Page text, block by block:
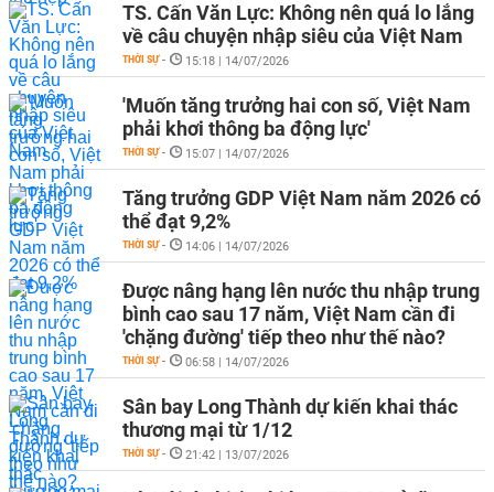
TS. Cấn Văn Lực: Không nên quá lo lắng
về câu chuyện nhập siêu của Việt Nam
THỜI SỰ - 15:18 | 14/07/2026
'Muốn tăng trưởng hai con số, Việt Nam
phải khơi thông ba động lực'
THỜI SỰ - 15:07 | 14/07/2026
Tăng trưởng GDP Việt Nam năm 2026 có
thể đạt 9,2%
THỜI SỰ - 14:06 | 14/07/2026
Được nâng hạng lên nước thu nhập trung
bình cao sau 17 năm, Việt Nam cần đi
'chặng đường' tiếp theo như thế nào?
THỜI SỰ - 06:58 | 14/07/2026
Sân bay Long Thành dự kiến khai thác
thương mại từ 1/12
THỜI SỰ - 21:42 | 13/07/2026